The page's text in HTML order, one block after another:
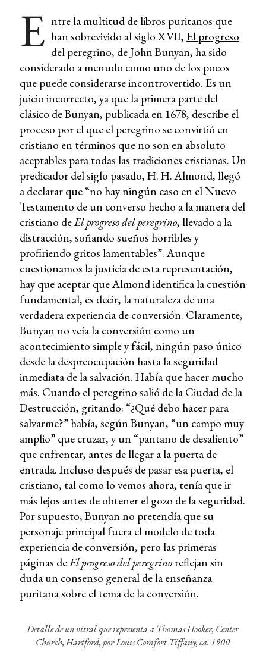
E ntre la multitud de libros puritanos que
han sobrevivido al siglo XVII, El progreso
del peregrino, de John Bunyan, ha sido
considerado a menudo como uno de los pocos
que puede considerarse incontrovertido. Es un
juicio incorrecto, ya que la primera parte del
clásico de Bunyan, publicada en 1678, describe el
proceso por el que el peregrino se convirtió en
cristiano en términos que no son en absoluto
aceptables para todas las tradiciones cristianas. Un
predicador del siglo pasado, H. H. Almond, llegó
a declarar que “no hay ningún caso en el Nuevo
Testamento de un converso hecho a la manera del
cristiano deEl progreso del peregrino, llevado a la
distracción, soñando sueños horribles y
profiriendo gritos lamentables”. Aunque
cuestionamos la justicia de esta representación,
hay que aceptar que Almond identifica la cuestión
fundamental, es decir, la naturaleza de una
verdadera experiencia de conversión. Claramente,
Bunyan no veía la conversión como un
acontecimiento simple y fácil, ningún paso único
desde la despreocupación hasta la seguridad
inmediata de la salvación. Había que hacer mucho
más. Cuando el peregrino salió de la Ciudad de la
Destrucción, gritando: “¿Qué debo hacer para
salvarme?” había, según Bunyan, “un campo muy
amplio” que cruzar, y un “pantano de desaliento”
que enfrentar, antes de llegar a la puerta de
entrada. Incluso después de pasar esa puerta, el
cristiano, tal como lo vemos ahora, tenía que ir
más lejos antes de obtener el gozo de la seguridad.
Por supuesto, Bunyan no pretendía que su
personaje principal fuera el modelo de toda
experiencia de conversión, pero las primeras
páginas deEl progreso del peregrinoreflejan sin
duda un consenso general de la enseñanza
puritana sobre el tema de la conversión.
Detalle de un vitral que representa a Thomas Hooker, Center
Church, Hartford, por Louis Comfort Tiffany, ca. 1900